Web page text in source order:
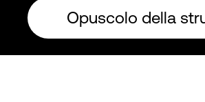
Opuscolo della